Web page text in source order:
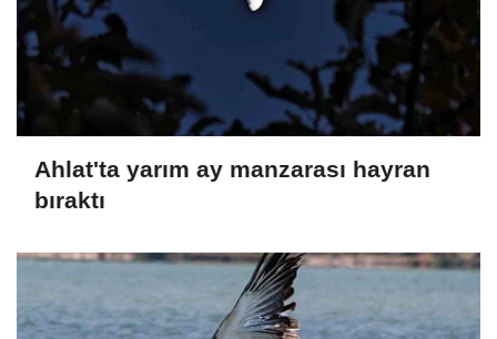
Ahlat'ta yarım ay manzarası hayran
bıraktı